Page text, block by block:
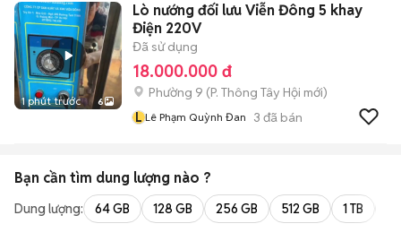
1 phút trước 6
Lò nướng đối lưu Viễn Đông 5 khay
Điện 220V
Đã sử dụng
18.000.000 đ
Phường 9 (P. Thông Tây Hội mới)
L Lê Phạm Quỳnh Đan 3 đã bán
Bạn cần tìm dung lượng nào ?
Dung lượng: 64 GB 128 GB 256 GB 512 GB 1 TB